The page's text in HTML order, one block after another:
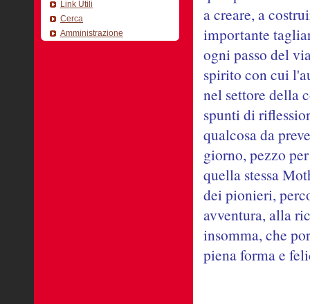
Link Utili
Cerca
Amministrazione
a creare, a
importante
ogni passo del
spirito con cui
nel settore della
spunti di
qualcosa da
giorno, pezzo
quella stessa
dei pionieri,
avventura, alla
insomma, che
piena forma e